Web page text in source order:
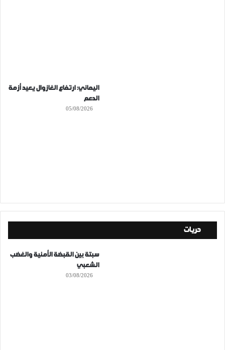
اليماني: ارتفاع الغازوال يعيد أزمة
الدعم
05/08/2026
حريات
سبتة بين القبضة الأمنية والغضب
الشعبي
03/08/2026